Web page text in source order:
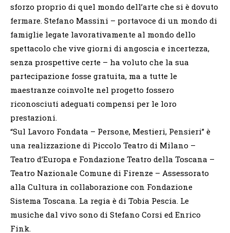
sforzo proprio di quel mondo dell’arte che si è dovuto
fermare. Stefano Massini – portavoce di un mondo di
famiglie legate lavorativamente al mondo dello
spettacolo che vive giorni di angoscia e incertezza,
senza prospettive certe – ha voluto che la sua
partecipazione fosse gratuita, ma a tutte le
maestranze coinvolte nel progetto fossero
riconosciuti adeguati compensi per le loro
prestazioni.
“Sul Lavoro Fondata – Persone, Mestieri, Pensieri” è
una realizzazione di Piccolo Teatro di Milano –
Teatro d’Europa e Fondazione Teatro della Toscana –
Teatro Nazionale Comune di Firenze – Assessorato
alla Cultura in collaborazione con Fondazione
Sistema Toscana. La regia è di Tobia Pescia. Le
musiche dal vivo sono di Stefano Corsi ed Enrico
Fink.